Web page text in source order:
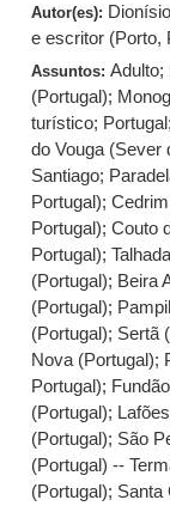
Autor(es):
e escritor (Porto,
Assuntos:Adulto;
(Portugal);
turístico; Portugal;
do Vouga (Sever
Santiago;
Portugal);
Portugal);Couto
Portugal);
(Portugal); Beira
(Portugal);
(Portugal); Sertã
Nova (Portugal);
Portugal);
(Portugal);
(Portugal); São
(Portugal) --
(Portugal); Santa